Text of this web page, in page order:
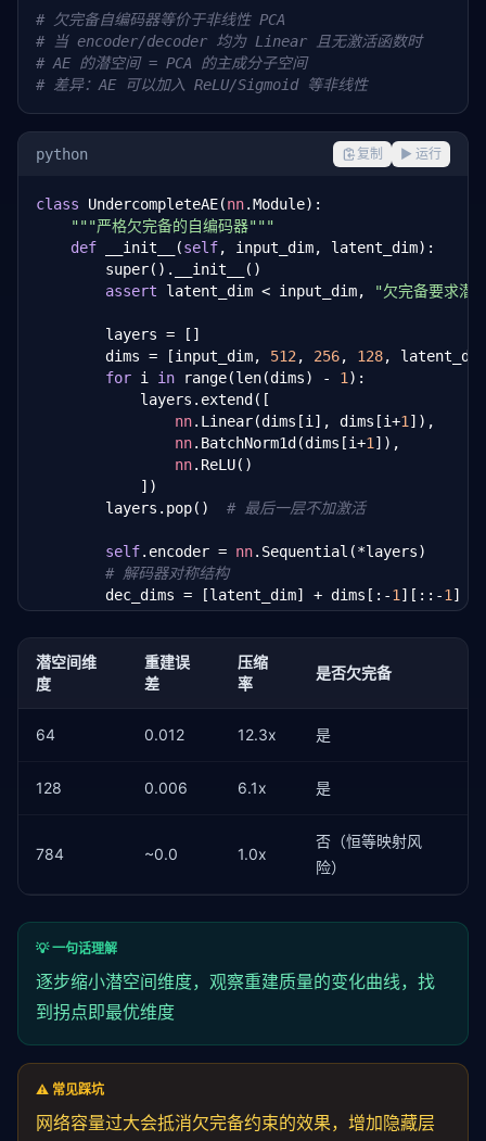
# 欠完备自编码器等价于非线性 PCA
# 当 encoder/decoder 均为 Linear 且无激活函数时
# AE 的潜空间 = PCA 的主成分子空间
# 差异：AE 可以加入 ReLU/Sigmoid 等非线性
python 复制 ▶ 运行
class UndercompleteAE(nn.Module):
"""严格欠完备的自编码器"""
def __init__(self, input_dim, latent_dim):
        super().__init__()
assert latent_dim < input_dim, "欠完备要求潜
        layers = []
        dims = [input_dim,
512 , 256, 128,
for i in range(len(dims) - 1 ):
            layers.extend([
nn.Linear(dims[i], dims[i+1 ]),
nn.BatchNorm1d(dims[i+1 ]),
nn.ReLU()
            ])
        layers.pop()
# 最后一层不加激活
self.encoder = nn.Sequential(*layers)
# 解码器对称结构
        dec_dims = [latent_dim] + dims[:-
1 ][::-1 ]
        dec_layers = []
for i in range(len(dec_dims) - 1):
            dec_layers.extend([
.Linear(dec_dims[i], dec_dims[i+
nn
.ReLU()
.decoder = nn.Sequential(*dec_layers)
return self .decoder(
潜空间维
度
重建误
差
压缩
率
是否欠完备
64 0.012 12.3x 是
128 0.006 6.1x 是
784 ~0.0 1.0x
否（恒等映射风
险）
💡 一句话理解
逐步缩小潜空间维度，观察重建质量的变化曲线，找
到拐点即最优维度
⚠️ 常见踩坑
网络容量过大会抵消欠完备约束的效果，增加隐藏层